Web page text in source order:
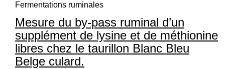
Fermentations ruminales
Mesure du by-pass ruminal d’un
supplément de lysine et de méthionine
libres chez le taurillon Blanc Bleu
Belge culard.